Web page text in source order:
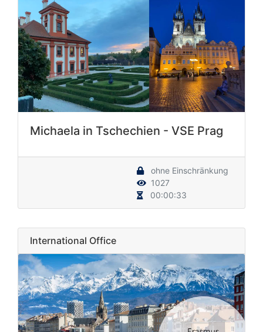
Michaela in Tschechien - VSE Prag
ohne Einschränkung
1027
00:00:33
International Office